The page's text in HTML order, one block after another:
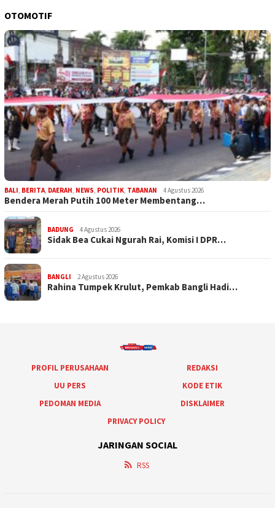
OTOMOTIF
BALI, BERITA, DAERAH, NEWS, POLITIK, TABANAN 4 Agustus 2026
Bendera Merah Putih 100 Meter Membentang…
BADUNG 4 Agustus 2026
Sidak Bea Cukai Ngurah Rai, Komisi I DPR…
BANGLI 2 Agustus 2026
Rahina Tumpek Krulut, Pemkab Bangli Hadi…
PROFIL PERUSAHAAN
REDAKSI
UU PERS
KODE ETIK
PEDOMAN MEDIA
DISKLAIMER
PRIVACY POLICY
JARINGAN SOCIAL
RSS